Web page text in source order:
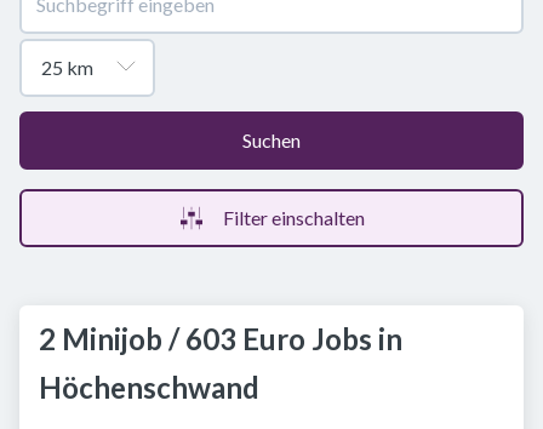
Suchen
Filter einschalten
2 Minijob / 603 Euro Jobs in
Höchenschwand